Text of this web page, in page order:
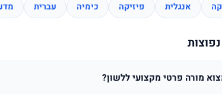
אנגלית פיזיקה כימיה עברית
מורה פרטי מקצועי ללשון?